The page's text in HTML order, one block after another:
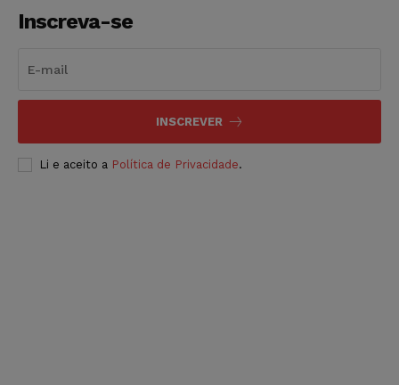
Inscreva-se
INSCREVER
Li e aceito a Política de Privacidade.